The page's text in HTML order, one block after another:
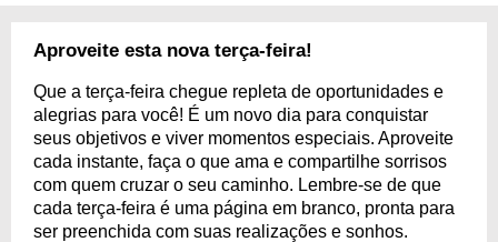
pessoas que estão no seu coração e renove o dia delas também!
Aproveite esta nova terça-feira!
Que a terça-feira chegue repleta de oportunidades e
alegrias para você! É um novo dia para conquistar
seus objetivos e viver momentos especiais. Aproveite
cada instante, faça o que ama e compartilhe sorrisos
com quem cruzar o seu caminho. Lembre-se de que
cada terça-feira é uma página em branco, pronta para
ser preenchida com suas realizações e sonhos.